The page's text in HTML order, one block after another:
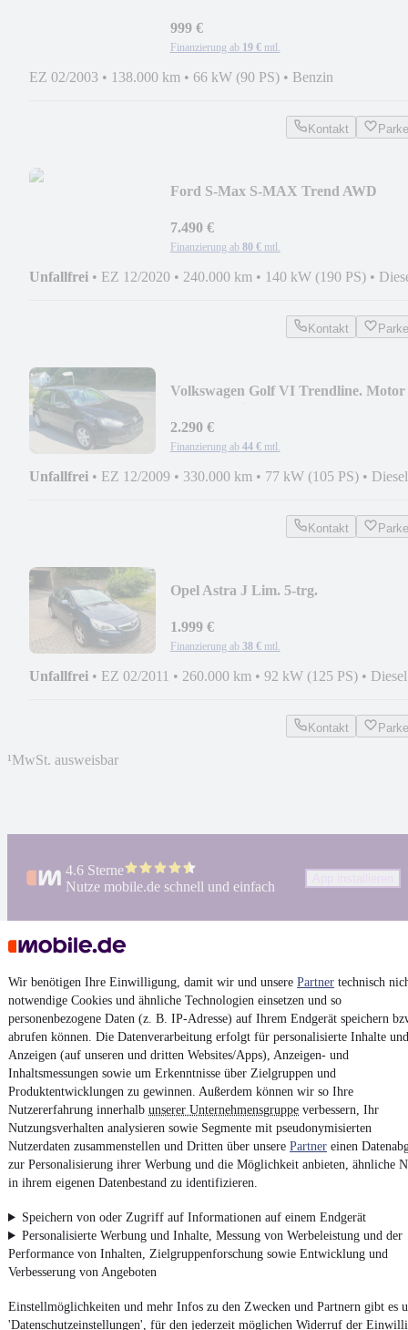
Wir benötigen Ihre Einwilligung, damit wir und unsere Partner technisch
notwendige Cookies und ähnliche Technologien einsetzen und so
personenbezogene Daten (z. B. IP-Adresse) auf Ihrem Endgerät speichern
abrufen können. Die Datenverarbeitung erfolgt für personalisierte Inhalte und
Anzeigen (auf unseren und dritten Websites/Apps), Anzeigen- und
Inhaltsmessungen sowie um Erkenntnisse über Zielgruppen und
Produktentwicklungen zu gewinnen. Außerdem können wir so Ihre
Nutzererfahrung innerhalb unserer Unternehmensgruppe verbessern, Ihr
Nutzungsverhalten analysieren sowie Segmente mit pseudonymisierten
Nutzerdaten zusammenstellen und Dritten über unsere Partner einen
zur Personalisierung ihrer Werbung und die Möglichkeit anbieten, ähnliche
in ihrem eigenen Datenbestand zu identifizieren.
Speichern von oder Zugriff auf Informationen auf einem Endgerät
Personalisierte Werbung und Inhalte, Messung von Werbeleistung und der
Performance von Inhalten, Zielgruppenforschung sowie Entwicklung und
Verbesserung von Angeboten
Einstellmöglichkeiten und mehr Infos zu den Zwecken und Partnern gibt es
'Datenschutzeinstellungen', für den jederzeit möglichen Widerruf der
999 €
Finanzierung ab 19 € mtl.
EZ 02/2003 • 138.000 km • 66 kW (90 PS) • Benzin
Kontakt
Ford S-Max S-MAX Trend AWD
7.490 €
Finanzierung ab 80 € mtl.
Unfallfrei • EZ 12/2020 • 240.000 km • 140 kW (190 PS) •
Kontakt
Volkswagen Golf VI Trendline. Motor
2.290 €
Finanzierung ab 44 € mtl.
Unfallfrei • EZ 12/2009 • 330.000 km • 77 kW (105 PS) • Diesel
Kontakt
Opel Astra J Lim. 5-trg.
1.999 €
Finanzierung ab 38 € mtl.
Unfallfrei • EZ 02/2011 • 260.000 km • 92 kW (125 PS) • Diesel
Kontakt
¹MwSt. ausweisbar
4.6 Sterne
Nutze mobile.de schnell und einfach
Impressum
AGB
Vertrag widerrufen
Datenschutz
Datenschutzeinstellungen
Erklärung zur Barrierefreiheit
Report Security Vulnerability (English)
Powered by
Von Auto verkaufen überE-BikesundGebrauchtwagen
Besuche mobile.de